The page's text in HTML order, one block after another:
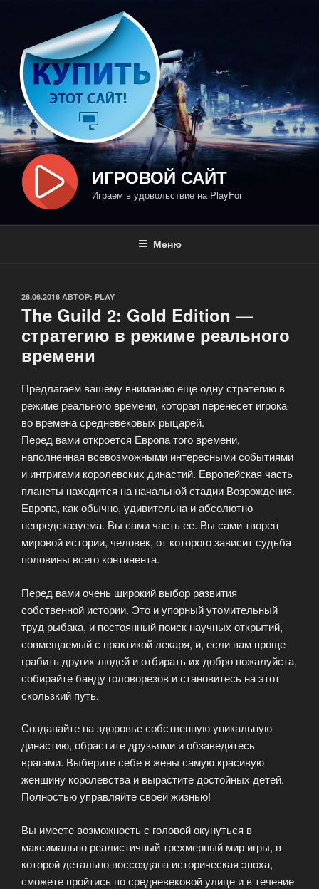
содержимому
ИГРОВОЙ САЙТ
Играем в удовольствие на PlayFor
Меню
ОПУБЛИКОВАНО
26.06.2016 АВТОР: PLAY
The Guild 2: Gold Edition —
стратегию в режиме реального
времени
Предлагаем вашему вниманию еще одну стратегию в
режиме реального времени, которая перенесет игрока
во времена средневековых рыцарей.
Перед вами откроется Европа того времени,
наполненная всевозможными интересными событиями
и интригами королевских династий. Европейская часть
планеты находится на начальной стадии Возрождения.
Европа, как обычно, удивительна и абсолютно
непредсказуема. Вы сами часть ее. Вы сами творец
мировой истории, человек, от которого зависит судьба
половины всего континента.
Перед вами очень широкий выбор развития
собственной истории. Это и упорный утомительный
труд рыбака, и постоянный поиск научных открытий,
совмещаемый с практикой лекаря, и, если вам проще
грабить других людей и отбирать их добро пожалуйста,
собирайте банду головорезов и становитесь на этот
скользкий путь.
Создавайте на здоровье собственную уникальную
династию, обрастите друзьями и обзаведитесь
врагами. Выберите себе в жены самую красивую
женщину королевства и вырастите достойных детей.
Полностью управляйте своей жизнью!
Вы имеете возможность с головой окунуться в
максимально реалистичный трехмерный мир игры, в
которой детально воссоздана историческая эпоха,
сможете пройтись по средневековой улице и в течение